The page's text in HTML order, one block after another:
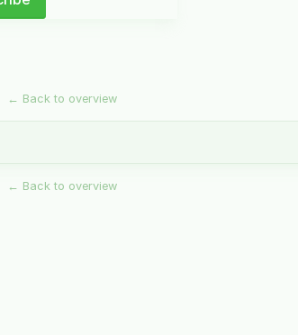
← Back to overview
← Back to overview